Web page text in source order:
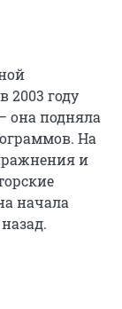
2003 году
она подняла
На
и
начала